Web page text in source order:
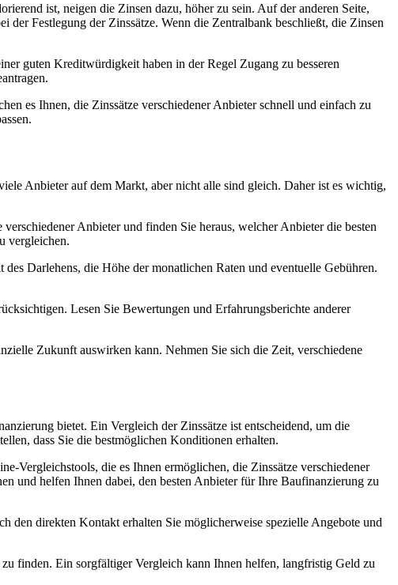
ist, neigen die Zinsen dazu, höher zu sein. Auf der anderen Seite,
Festlegung der Zinssätze. Wenn die Zentralbank beschließt, die Zinsen
guten Kreditwürdigkeit haben in der Regel Zugang zu besseren
es Ihnen, die Zinssätze verschiedener Anbieter schnell und einfach zu
Anbieter auf dem Markt, aber nicht alle sind gleich. Daher ist es wichtig,
Anbieter und finden Sie heraus, welcher Anbieter die besten
vergleichen.
Darlehens, die Höhe der monatlichen Raten und eventuelle Gebühren.
Lesen Sie Bewertungen und Erfahrungsberichte anderer
Zukunft auswirken kann. Nehmen Sie sich die Zeit, verschiedene
bietet. Ein Vergleich der Zinssätze ist entscheidend, um die
dass Sie die bestmöglichen Konditionen erhalten.
Vergleichstools, die es Ihnen ermöglichen, die Zinssätze verschiedener
und helfen Ihnen dabei, den besten Anbieter für Ihre Baufinanzierung zu
den direkten Kontakt erhalten Sie möglicherweise spezielle Angebote und
finden. Ein sorgfältiger Vergleich kann Ihnen helfen, langfristig Geld zu